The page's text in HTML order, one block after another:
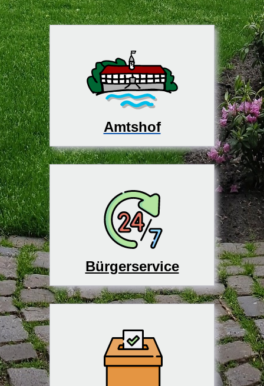
Amtshof
Bürgerservice